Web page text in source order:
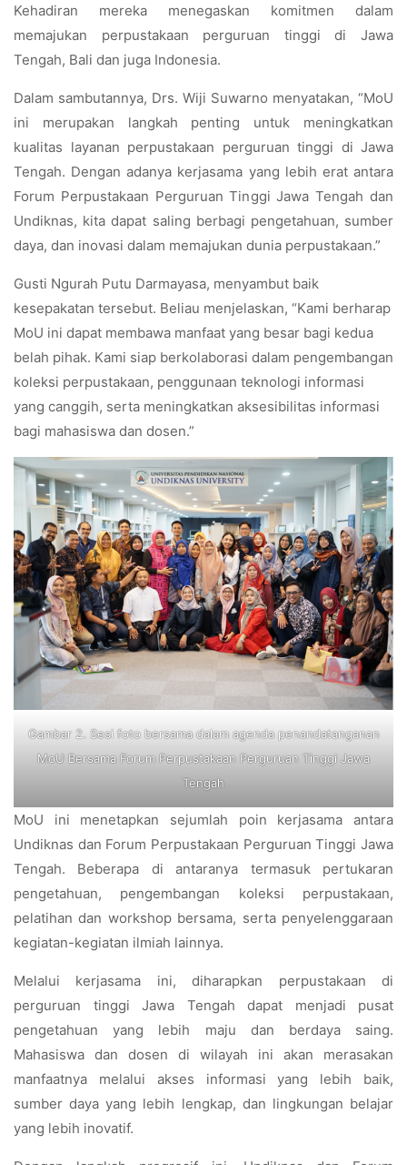
Kehadiran mereka menegaskan komitmen dalam
memajukan perpustakaan perguruan tinggi di Jawa
Tengah, Bali dan juga Indonesia.
Dalam sambutannya, Drs. Wiji Suwarno menyatakan, “MoU
ini merupakan langkah penting untuk meningkatkan
kualitas layanan perpustakaan perguruan tinggi di Jawa
Tengah. Dengan adanya kerjasama yang lebih erat antara
Forum Perpustakaan Perguruan Tinggi Jawa Tengah dan
Undiknas, kita dapat saling berbagi pengetahuan, sumber
daya, dan inovasi dalam memajukan dunia perpustakaan.”
Gusti Ngurah Putu Darmayasa, menyambut baik
kesepakatan tersebut. Beliau menjelaskan, “Kami berharap
MoU ini dapat membawa manfaat yang besar bagi kedua
belah pihak. Kami siap berkolaborasi dalam pengembangan
koleksi perpustakaan, penggunaan teknologi informasi
yang canggih, serta meningkatkan aksesibilitas informasi
bagi mahasiswa dan dosen.”
Gambar 2. Sesi foto bersama dalam agenda penandatanganan
MoU Bersama Forum Perpustakaan Perguruan Tinggi Jawa
Tengah
MoU ini menetapkan sejumlah poin kerjasama antara
Undiknas dan Forum Perpustakaan Perguruan Tinggi Jawa
Tengah. Beberapa di antaranya termasuk pertukaran
pengetahuan, pengembangan koleksi perpustakaan,
pelatihan dan workshop bersama, serta penyelenggaraan
kegiatan-kegiatan ilmiah lainnya.
Melalui kerjasama ini, diharapkan perpustakaan di
perguruan tinggi Jawa Tengah dapat menjadi pusat
pengetahuan yang lebih maju dan berdaya saing.
Mahasiswa dan dosen di wilayah ini akan merasakan
manfaatnya melalui akses informasi yang lebih baik,
sumber daya yang lebih lengkap, dan lingkungan belajar
yang lebih inovatif.